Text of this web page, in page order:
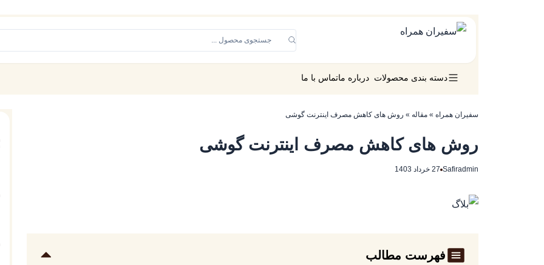
دسته بندی محصولات درباره ماتماس با ما
سفیران همراه » مقاله » روش های کاهش مصرف اینترنت گوشی
روش های کاهش مصرف اینترنت گوشی
Safiradmin 27 خرداد 1403
فهرست مطالب